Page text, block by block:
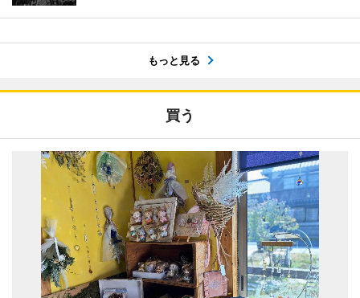
もっと見る
買う